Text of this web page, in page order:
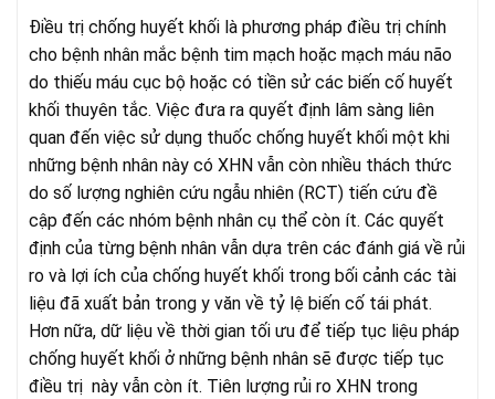
Điều trị chống huyết khối là phương pháp điều trị chính
cho bệnh nhân mắc bệnh tim mạch hoặc mạch máu não
do thiếu máu cục bộ hoặc có tiền sử các biến cố huyết
khối thuyên tắc. Việc đưa ra quyết định lâm sàng liên
quan đến việc sử dụng thuốc chống huyết khối một khi
những bệnh nhân này có XHN vẫn còn nhiều thách thức
do số lượng nghiên cứu ngẫu nhiên (RCT) tiến cứu đề
cập đến các nhóm bệnh nhân cụ thể còn ít. Các quyết
định của từng bệnh nhân vẫn dựa trên các đánh giá về rủi
ro và lợi ích của chống huyết khối trong bối cảnh các tài
liệu đã xuất bản trong y văn về tỷ lệ biến cố tái phát.
Hơn nữa, dữ liệu về thời gian tối ưu để tiếp tục liệu pháp
chống huyết khối ở những bệnh nhân sẽ được tiếp tục
điều trị này vẫn còn ít. Tiên lượng rủi ro XHN trong